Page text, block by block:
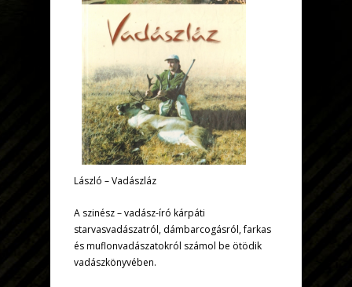
László – Vadászláz
A szinész – vadász-író kárpáti
starvasvadászatról, dámbarcogásról, farkas
és muflonvadászatokról számol be ötödik
vadászkönyvében.